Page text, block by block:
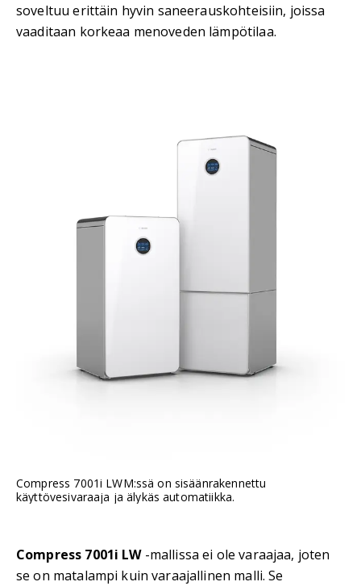
soveltuu erittäin hyvin saneerauskohteisiin, joissa
vaaditaan korkeaa menoveden lämpötilaa.
Compress 7001i LWM:ssä on sisäänrakennettu
käyttövesivaraaja ja älykäs automatiikka.
Compress 7001i LW-mallissa ei ole varaajaa, joten
se on matalampi kuin varaajallinen malli. Se